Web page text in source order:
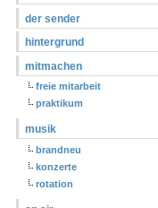
der sender
hintergrund
mitmachen
freie mitarbeit
praktikum
musik
brandneu
konzerte
rotation